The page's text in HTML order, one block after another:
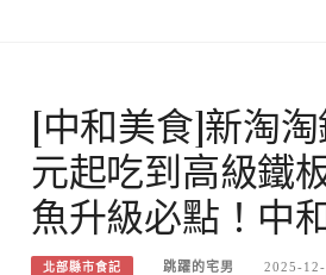
[中和美食]新淘
元起吃到高級鐵
魚升級必點！中
北部縣市食記 跳躍的宅男 2025-